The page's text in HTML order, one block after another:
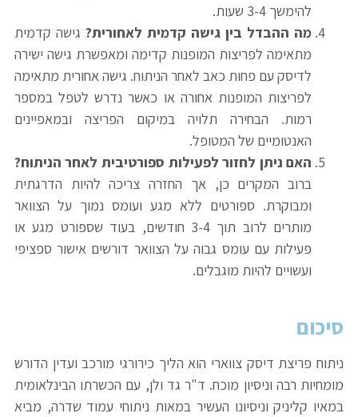
להימשך 3-4 שעות.
מה ההבדל בין גישה קדמית לאחורית? גישה קדמית
מתאימה לפריצות המופנות קדימה ומאפשרת גישה ישירה
לדיסק עם פחות כאב לאחר הניתוח. גישה אחורית מתאימה
לפריצות המופנות אחורה או כאשר נדרש לטפל במספר
רמות. הבחירה תלויה במיקום הפריצה ובמאפיינים
האנטומיים של המטופל.
האם ניתן לחזור לפעילות ספורטיבית לאחר הניתוח?
ברוב המקרים כן, אך החזרה צריכה להיות הדרגתית
ומבוקרת. ספורטים ללא מגע ועומס נמוך על הצוואר
מותרים לרוב תוך 3-4 חודשים, בעוד שספורט מגע או
פעילות עם עומס גבוה על הצוואר דורשים אישור ספציפי
ועשויים להיות מוגבלים.
סיכום
ניתוח פריצת דיסק צווארי הוא הליך כירורגי מורכב ועדין הדורש
מומחיות רבה וניסיון מוכח. ד"ר גד ולן, עם הכשרתו הבינלאומית
במאיו קליניק וניסיונו העשיר במאות ניתוחי עמוד שדרה, מביא